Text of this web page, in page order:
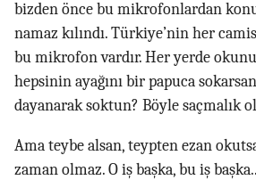
bizden önce bu mikrofonlardan
namaz kılındı. Türkiye’nin her
bu mikrofon vardır. Her yerde
hepsinin ayağını bir papuca
dayanarak soktun? Böyle saçmalık
Ama teybe alsan, teypten ezan
zaman olmaz. O iş başka, bu iş